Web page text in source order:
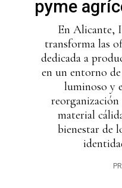
pyme
En Alicante,
transforma las
dedicada a
en un entorno
luminoso y
reorganización
material
bienestar de